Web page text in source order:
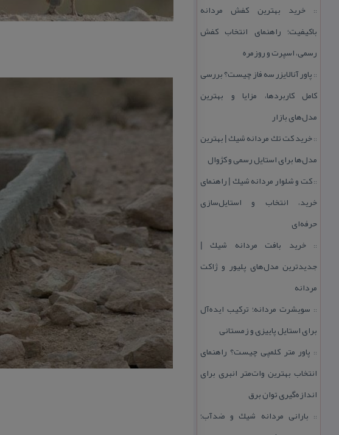
::خرید بهترین كفش مردانه
باكیفیت؛ راهنمای انتخاب كفش
رسمی، اسپرت و روزمره
:: پاور آنالایزر سه فاز چیست؟ بررسی
كامل كاربردها، مزایا و بهترین
مدل‌های بازار
::خرید كت تك مردانه شیك | بهترین
مدل‌ها برای استایل رسمی و كژوال
::كت و شلوار مردانه شیك | راهنمای
خرید، انتخاب و استایل‌سازی
حرفه‌ای
::خرید بافت مردانه شیك |
جدیدترین مدل‌های پلیور و ژاكت
مردانه
:: سویشرت مردانه؛ تركیب ایده‌آل
برای استایل پاییزی و زمستانی
:: پاور متر كلمپی چیست؟ راهنمای
انتخاب بهترین وات‌متر انبری برای
اندازه‌گیری توان برق
:: بارانی مردانه شیك و ضدآب؛